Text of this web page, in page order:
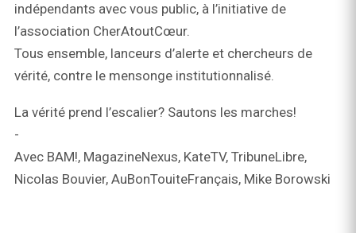
indépendants avec vous public, à l’initiative de
l’association CherAtoutCœur.
Tous ensemble, lanceurs d’alerte et chercheurs de
vérité, contre le mensonge institutionnalisé.
La vérité prend l’escalier? Sautons les marches!
-
Avec BAM!, MagazineNexus, KateTV, TribuneLibre,
Nicolas Bouvier, AuBonTouiteFrançais, Mike Borowski